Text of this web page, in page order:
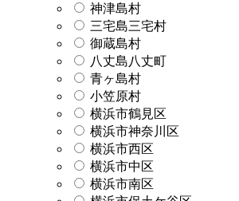
神津島村
三宅島三宅村
御蔵島村
八丈島八丈町
青ヶ島村
小笠原村
横浜市鶴見区
横浜市神奈川区
横浜市西区
横浜市中区
横浜市南区